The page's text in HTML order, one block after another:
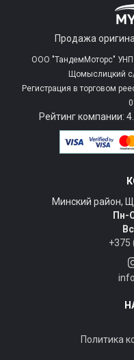
Продажа
ООО "ТандемМоторс" УНП
Щомыслицкий
Регистрация в торговом
Рейтинг компании:
Минский район,
Пн-
+375
Политика